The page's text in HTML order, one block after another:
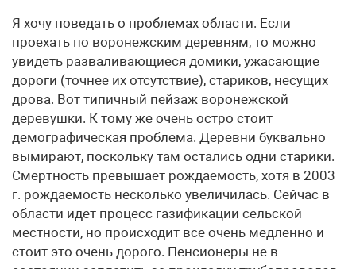
Я хочу поведать о проблемах области. Если
проехать по воронежским деревням, то можно
увидеть разваливающиеся домики, ужасающие
дороги (точнее их отсутствие), стариков, несущих
дрова. Вот типичный пейзаж воронежской
деревушки. К тому же очень остро стоит
демографическая проблема. Деревни буквально
вымирают, поскольку там остались одни старики.
Смертность превышает рождаемость, хотя в 2003
г. рождаемость несколько увеличилась. Сейчас в
области идет процесс газификации сельской
местности, но происходит все очень медленно и
стоит это очень дорого. Пенсионеры не в